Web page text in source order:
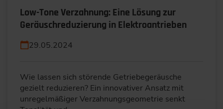
Low-Tone Verzahnung: Eine Lösung zur
Geräuschreduzierung in Elektroantrieben
29.05.2024
Wie lassen sich störende Getriebegeräusche
gezielt reduzieren? Ein innovativer Ansatz mit
unregelmäßiger Verzahnungsgeometrie senkt